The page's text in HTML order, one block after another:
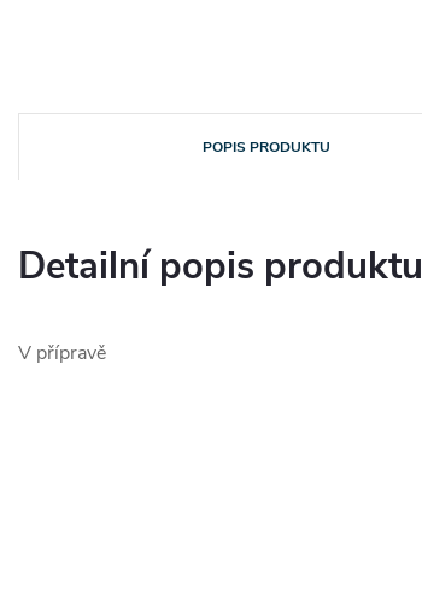
POPIS PRODUKTU
Detailní popis produktu
V přípravě